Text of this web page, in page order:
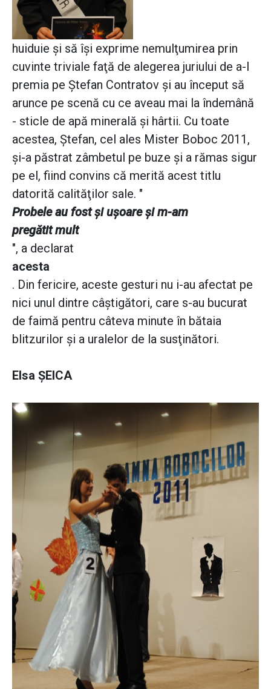
huiduie şi să îşi exprime nemulţumirea prin
cuvinte triviale faţă de alegerea juriului de a-l
premia pe Ştefan Contratov şi au început să
arunce pe scenă cu ce aveau mai la îndemână
- sticle de apă minerală şi hârtii. Cu toate
acestea, Ştefan, cel ales Mister Boboc 2011,
şi-a păstrat zâmbetul pe buze şi a rămas sigur
pe el, fiind convins că merită acest titlu
datorită calităţilor sale. "
Probele au fost şi uşoare şi m-am
pregătit mult
", a declarat
acesta
. Din fericire, aceste gesturi nu i-au afectat pe
nici unul dintre câştigători, care s-au bucurat
de faimă pentru câteva minute în bătaia
blitzurilor şi a uralelor de la susţinători.
Elsa ŞEICA